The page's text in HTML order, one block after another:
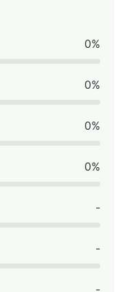
0%
0%
0%
0%
-
-
-